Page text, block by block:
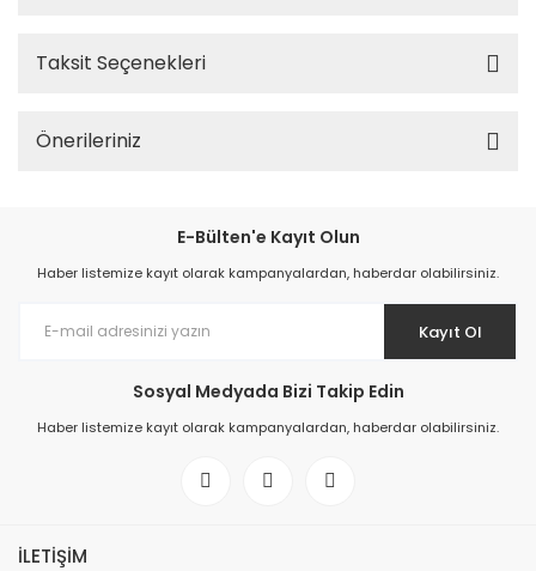
Taksit Seçenekleri
Önerileriniz
E-Bülten'e Kayıt Olun
Haber listemize kayıt olarak kampanyalardan, haberdar olabilirsiniz.
Kayıt Ol
Sosyal Medyada Bizi Takip Edin
Haber listemize kayıt olarak kampanyalardan, haberdar olabilirsiniz.
İLETİŞİM